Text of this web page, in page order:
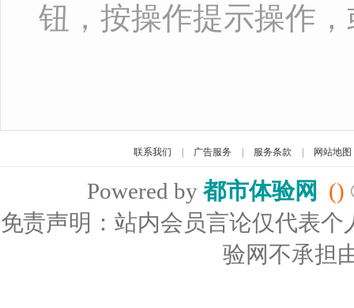
钮，按操作提示操作
联系我们 广告服务 服务条款 网站地图
Powered by 都市体验网 ()
免责声明：站内会员言论仅代表
验网不承担